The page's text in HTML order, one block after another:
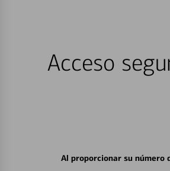
Acceso
Al proporcionar su número